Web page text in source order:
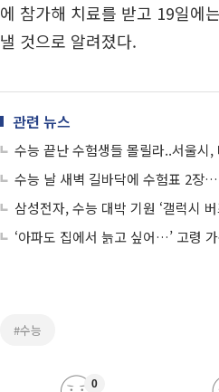
에 참가해 치료를 받고 19일에
낼 것으로 알려졌다.
관련 뉴스
수능 끝난 수험생들 몰릴라..서울시
수능 날 새벽 길바닥에 수험표 2장
삼성전자, 수능 대박 기원 ‘갤럭시
‘아파도 집에서 늙고 싶어…’ 고령
#수능
0